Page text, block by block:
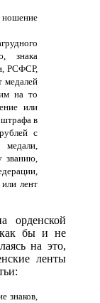
знака
РСФСР,
медалей
на то
или
в
с
званию,
лент
орденской
бы и не
на это,
ленты
знаков,